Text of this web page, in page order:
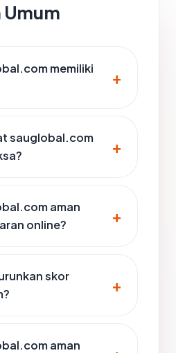
memiliki
sauglobal.com
aman
online?
skor
aman